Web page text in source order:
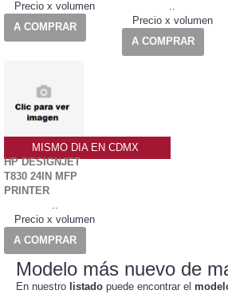
Precio x volumen
A COMPRAR
..
Precio x volumen
A COMPRAR
MISMO DIA EN CDMX
HP DESIGNJET
T830 24IN MFP
PRINTER
Precio x volumen
A COMPRAR
Modelo más nuevo de
En nuestro listado puede encontrar el